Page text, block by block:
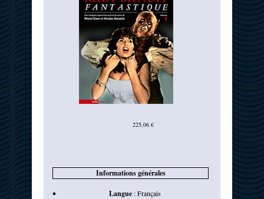
225,06 €
Informations générales
Langue :Français